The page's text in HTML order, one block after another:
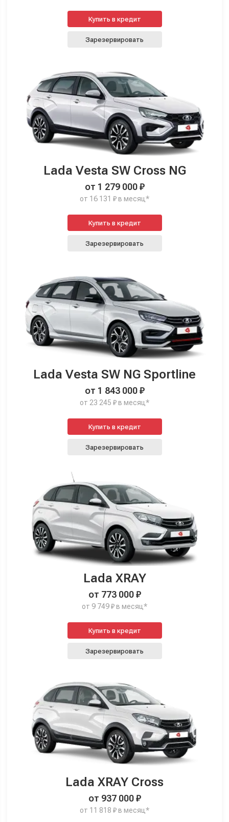
Купить в кредит
Зарезервировать
Lada Vesta SW Cross NG
от 1 279 000 ₽
от 16 131 ₽ в месяц*
Купить в кредит
Зарезервировать
Lada Vesta SW NG Sportline
от 1 843 000 ₽
от 23 245 ₽ в месяц*
Купить в кредит
Зарезервировать
Lada XRAY
от 773 000 ₽
от 9 749 ₽ в месяц*
Купить в кредит
Зарезервировать
Lada XRAY Cross
от 937 000 ₽
от 11 818 ₽ в месяц*